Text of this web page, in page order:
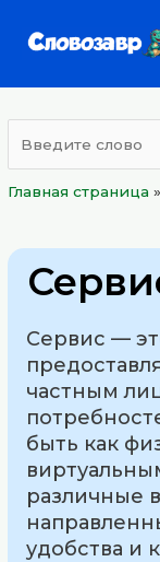
Главная страница
Сервис —
частным
быть как
различные
удобства и